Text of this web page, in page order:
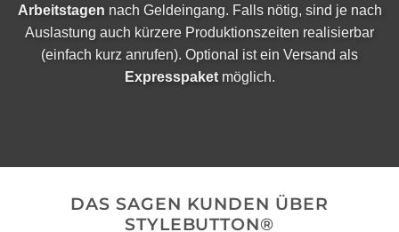
Arbeitstagen nach Geldeingang. Falls nötig, sind je nach
Auslastung auch kürzere Produktionszeiten realisierbar
(einfach kurz anrufen). Optional ist ein Versand als
Expresspaketmöglich.
DAS SAGEN KUNDEN ÜBER
STYLEBUTTON®